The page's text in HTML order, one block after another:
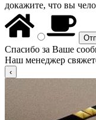
докажите, что вы
Спасибо за Ваше
Наш менеджер